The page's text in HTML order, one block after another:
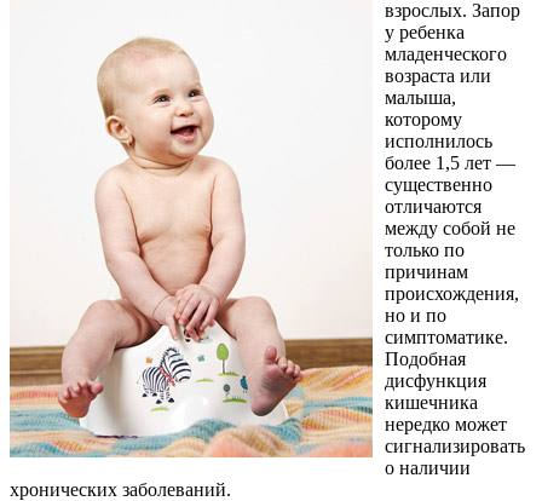
взрослых. Запор
у ребенка
младенческого
возраста или
малыша,
которому
исполнилось
более 1,5 лет —
существенно
отличаются
между собой не
только по
причинам
происхождения,
но и по
симптоматике.
Подобная
дисфункция
кишечника
нередко может
сигнализировать
о наличии
хронических заболеваний.